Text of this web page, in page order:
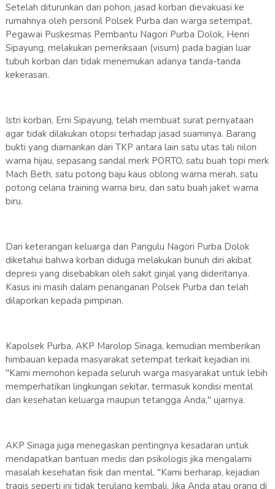
Setelah diturunkan dari pohon, jasad korban dievakuasi ke
rumahnya oleh personil Polsek Purba dan warga setempat.
Pegawai Puskesmas Pembantu Nagori Purba Dolok, Henri
Sipayung, melakukan pemeriksaan (visum) pada bagian luar
tubuh korban dan tidak menemukan adanya tanda-tanda
kekerasan.
Istri korban, Erni Sipayung, telah membuat surat pernyataan
agar tidak dilakukan otopsi terhadap jasad suaminya. Barang
bukti yang diamankan dari TKP antara lain satu utas tali nilon
warna hijau, sepasang sandal merk PORTO, satu buah topi merk
Mach Beth, satu potong baju kaus oblong warna merah, satu
potong celana training warna biru, dan satu buah jaket warna
biru.
Dari keterangan keluarga dan Pangulu Nagori Purba Dolok
diketahui bahwa korban diduga melakukan bunuh diri akibat
depresi yang disebabkan oleh sakit ginjal yang dideritanya.
Kasus ini masih dalam penanganan Polsek Purba dan telah
dilaporkan kepada pimpinan.
Kapolsek Purba, AKP Marolop Sinaga, kemudian memberikan
himbauan kepada masyarakat setempat terkait kejadian ini.
"Kami memohon kepada seluruh warga masyarakat untuk lebih
memperhatikan lingkungan sekitar, termasuk kondisi mental
dan kesehatan keluarga maupun tetangga Anda," ujarnya.
AKP Sinaga juga menegaskan pentingnya kesadaran untuk
mendapatkan bantuan medis dan psikologis jika mengalami
masalah kesehatan fisik dan mental. "Kami berharap, kejadian
tragis seperti ini tidak terulang kembali. Jika Anda atau orang di